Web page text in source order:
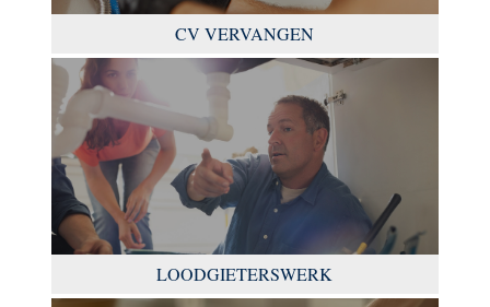
CV VERVANGEN
LOODGIETERSWERK